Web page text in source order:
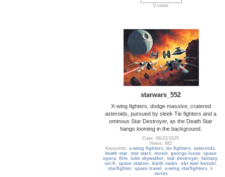
0 votes
starwars_552
X-wing fighters, dodge massive, cratered
asteroids, pursued by sleek Tie fighters and a
ominous Star Destroyer, as the Death Star
hangs looming in the background.
Date: 06/22/2025
Views: 682
Keywords: x-wing fighters, tie fighters, asteroids,
death star,star wars,movie,george lucas,space
opera, film, luke skywalker, star destroyer, fantasy,
sci-fi , space station , darth vader, obi wan kenobi ,
starfighter,space travel ,x-wing starfighters,t-
series